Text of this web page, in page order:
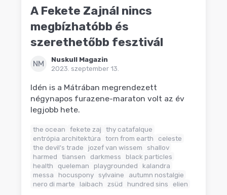
A Fekete Zajnál nincs
megbízhatóbb és
szerethetőbb fesztivál
NM
Nuskull Magazin
2023. szeptember 13.
Idén is a Mátrában megrendezett
négynapos furazene-maraton volt az év
legjobb hete.
the ocean fekete zaj
thy catafalque
entrópia architektúra
torn from earth
celeste
the devil's trade
jozef van wissem
shallov
harmed
tiansen darkmess
black particles
health
queleman playgrounded
kalandra
messa
hocuspony sylvaine
autumn nostalgie
nero di marte
laibach zsüd hundred sins elien